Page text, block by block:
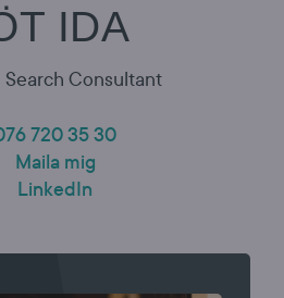
IDA
Consultant
720 35 30
Maila mig
LinkedIn